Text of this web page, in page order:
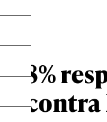
contra